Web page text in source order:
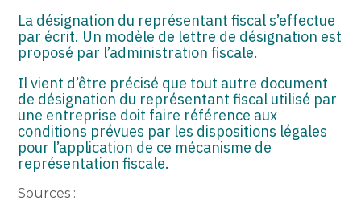
La désignation du représentant fiscal s’effectue
par écrit. Un modèle de lettre de désignation est
proposé par l’administration fiscale.
Il vient d’être précisé que tout autre document
de désignation du représentant fiscal utilisé par
une entreprise doit faire référence aux
conditions prévues par les dispositions légales
pour l’application de ce mécanisme de
représentation fiscale.
Sources :